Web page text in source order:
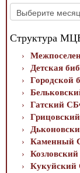
Архив
новостей
Структура
Детская
Городской
Гатский
Каменный